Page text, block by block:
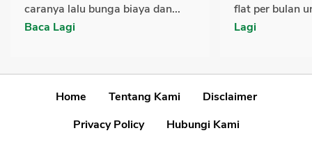
caranya lalu bunga biaya dan...
Baca Lagi
flat per bulan
Lagi
Home Tentang Kami
Disclaimer
Privacy Policy
Hubungi Kami